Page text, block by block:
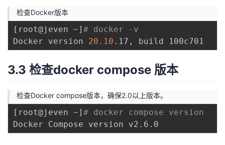
检查Docker版本
[ root@jeven ~] # docker -v
Docker version 20.10
3.3 检查docker compose 版本
检查Docker compose版本，确保2.0以上版本。
[ root@jeven ~] # docker compose version